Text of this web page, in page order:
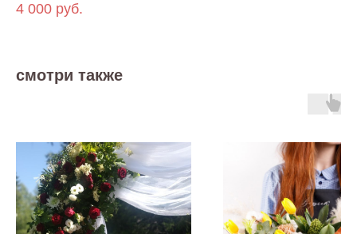
4 000 руб.
смотри также